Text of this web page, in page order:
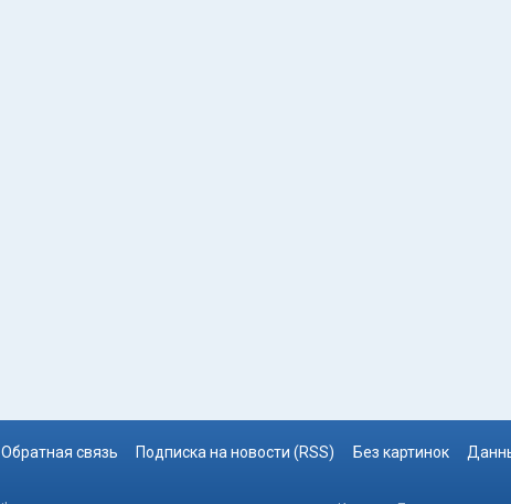
Обратная связь Подписка на новости (RSS) Без картинок